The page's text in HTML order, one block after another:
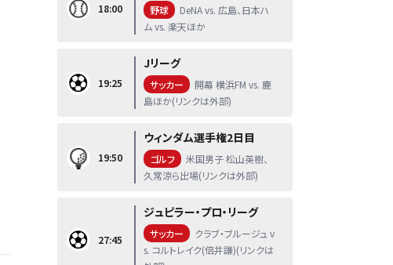
18:00 野球
DeNA vs. 広島、日本ハ
ム vs. 楽天ほか
19:25
Jリーグ
サッカー
開幕 横浜FM vs. 鹿
島ほか(リンクは外部)
19:50
ウィンダム選手権2日目
ゴルフ
米国男子 松山英樹、
久常涼ら出場(リンクは外部)
27:45
ジュピラー・プロ・リーグ
サッカー
クラブ・ブルージュ v
s. コルトレイク(倍井謙)(リンクは